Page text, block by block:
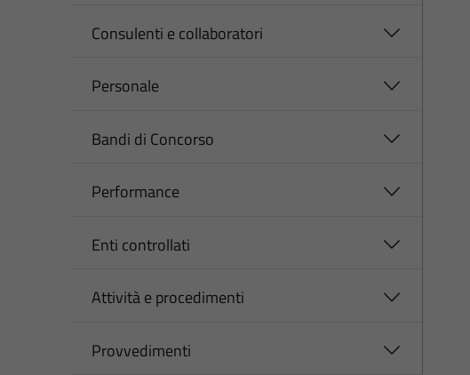
Consulenti e collaboratori
Personale
Bandi di Concorso
Performance
Enti controllati
Attività e procedimenti
Provvedimenti